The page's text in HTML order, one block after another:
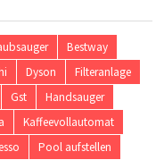
Bestway
Dyson
Filteranlage
Gst
Handsauger
Kaffeevollautomat
Pool aufstellen